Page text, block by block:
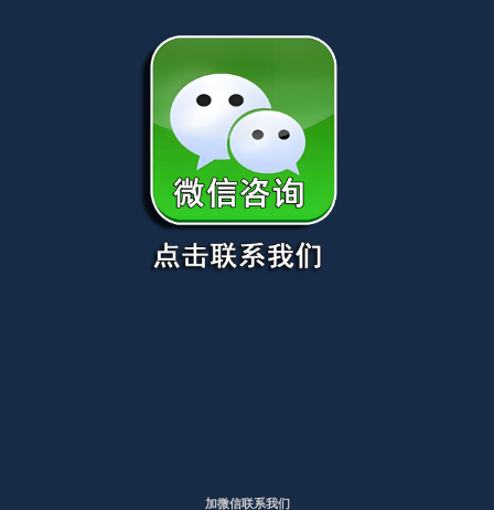
加微信联系我们